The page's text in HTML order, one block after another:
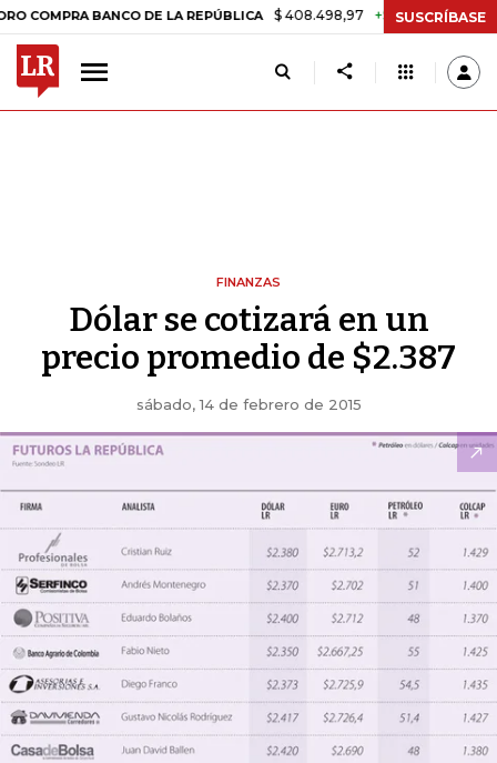
BANCO DE LA REPÚBLICA $ 408.498,97 +$ 8.753,81 +2,19%
SUSCRÍBASE
FINANZAS
Dólar se cotizará en un
precio promedio de $2.387
sábado, 14 de febrero de 2015